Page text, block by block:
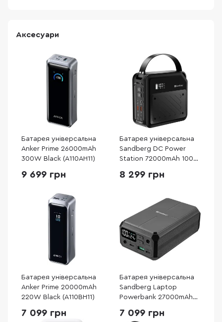
Аксесуари
Батарея універсальна
Anker Prime 26000mAh
300W Black (A110AH11)
9 699 грн
Батарея універсальна
Sandberg DC Power
Station 72000mAh 100W
8 299 грн
Батарея універсальна
Anker Prime 20000mAh
220W Black (A110BH11)
7 099 грн
Батарея універсальна
Sandberg Laptop
Powerbank 27000mAh
7 099 грн